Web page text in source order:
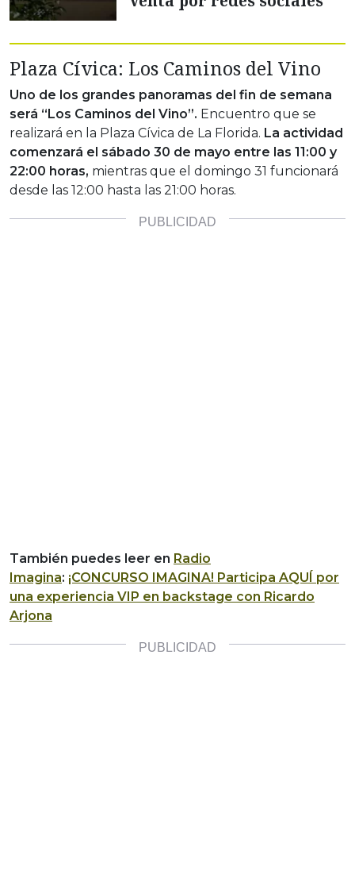
Plaza Cívica: Los Caminos del Vino
Uno de los grandes panoramas del fin de semana
será “Los Caminos del Vino”. Encuentro que se
realizará en la Plaza Cívica de La Florida. La actividad
comenzará el sábado 30 de mayo entre las 11:00 y
22:00 horas, mientras que el domingo 31 funcionará
desde las 12:00 hasta las 21:00 horas.
También puedes leer en Radio
Imagina: ¡CONCURSO IMAGINA! Participa AQUÍ por
una experiencia VIP en backstage con Ricardo
Arjona